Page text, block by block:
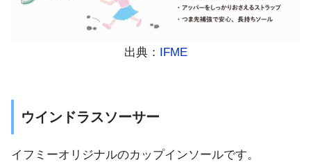
出典： IFME
ウインドラスソーサー
イフミーオリジナルのカップインソールです。